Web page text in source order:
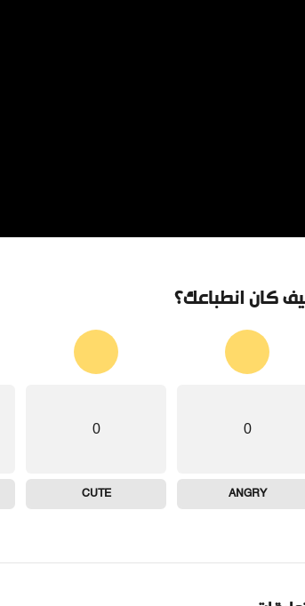
كان انطباعك؟
0
ANGRY
0
CUTE